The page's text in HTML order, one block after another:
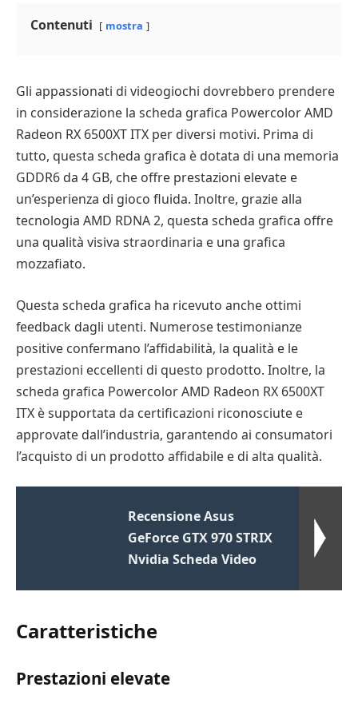
Contenuti mostra
Gli appassionati di videogiochi dovrebbero prendere
in considerazione la scheda grafica Powercolor AMD
Radeon RX 6500XT ITX per diversi motivi. Prima di
tutto, questa scheda grafica è dotata di una memoria
GDDR6 da 4 GB, che offre prestazioni elevate e
un’esperienza di gioco fluida. Inoltre, grazie alla
tecnologia AMD RDNA 2, questa scheda grafica offre
una qualità visiva straordinaria e una grafica
mozzafiato.
Questa scheda grafica ha ricevuto anche ottimi
feedback dagli utenti. Numerose testimonianze
positive confermano l’affidabilità, la qualità e le
prestazioni eccellenti di questo prodotto. Inoltre, la
scheda grafica Powercolor AMD Radeon RX 6500XT
ITX è supportata da certificazioni riconosciute e
approvate dall’industria, garantendo ai consumatori
l’acquisto di un prodotto affidabile e di alta qualità.
Recensione Asus
GeForce GTX 970 STRIX
Nvidia Scheda Video
Caratteristiche
Prestazioni elevate